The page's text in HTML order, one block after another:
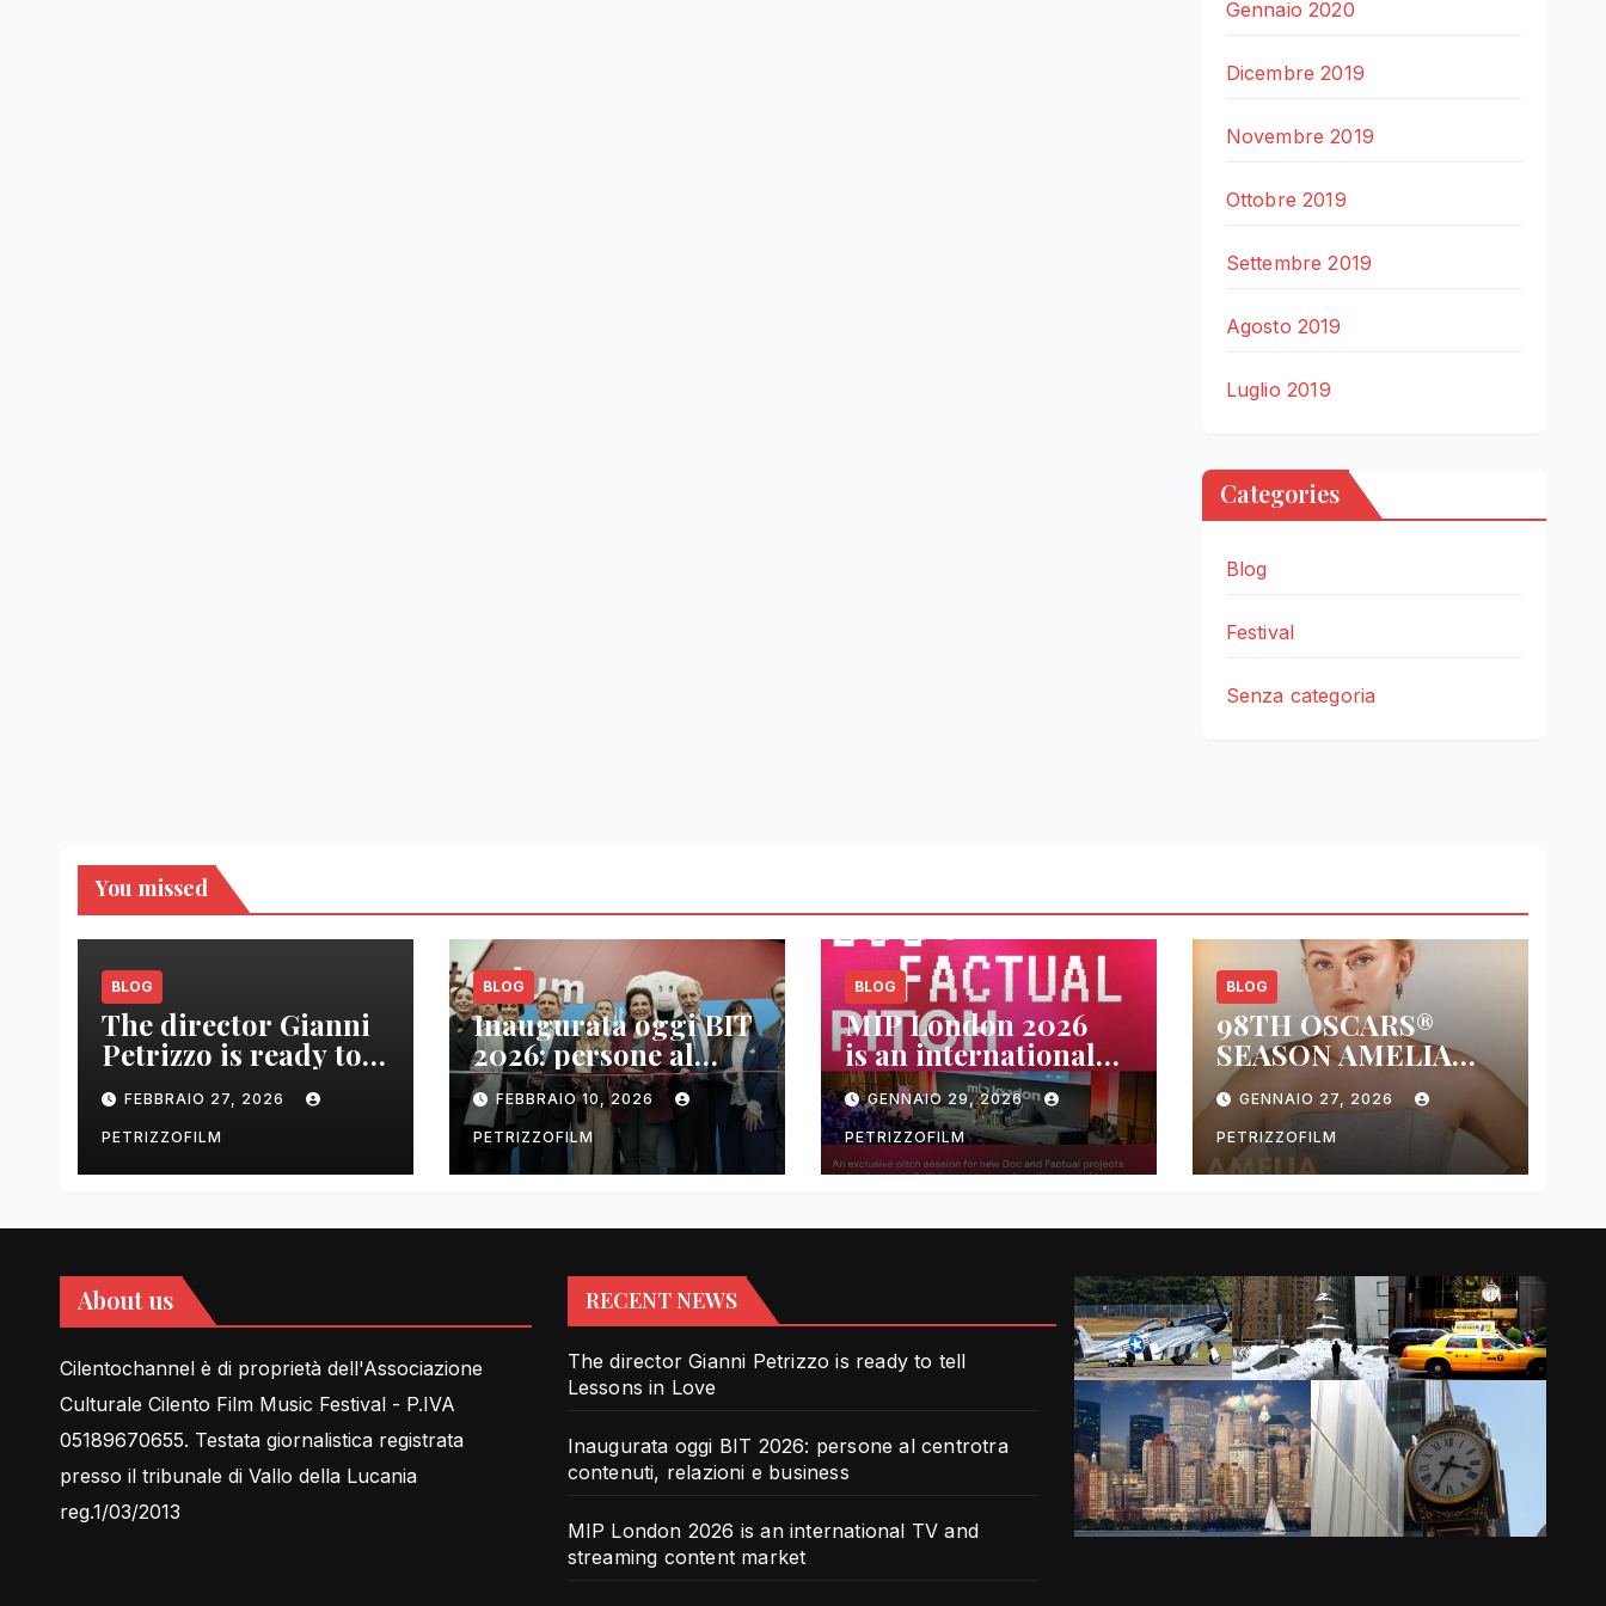
Gennaio 2020
Dicembre 2019
Novembre 2019
Ottobre 2019
Settembre 2019
Agosto 2019
Luglio 2019
Categories
Blog
Festival
Senza categoria
You missed
BLOG
The director Gianni
Petrizzo is ready to
tell Lessons in Love
FEBBRAIO 27, 2026
PETRIZZOFILM
BLOG
Inaugurata oggi BIT
2026: persone al
centrotra contenuti,
relazioni e business
FEBBRAIO 10, 2026
PETRIZZOFILM
BLOG
MIP London 2026
is an international
TV and streaming
content market
GENNAIO 29, 2026
PETRIZZOFILM
BLOG
98TH OSCARS®
SEASON AMELIA
DIMOLDENBERG
RETURNS FOR
THIRD YEAR
GENNAIO 27, 2026
PETRIZZOFILM
About us
Cilentochannel è di proprietà dell'Associazione
Culturale Cilento Film Music Festival - P.IVA
05189670655. Testata giornalistica registrata
presso il tribunale di Vallo della Lucania
reg.1/03/2013
RECENT NEWS
The director Gianni Petrizzo is ready to tell
Lessons in Love
Inaugurata oggi BIT 2026: persone al centrotra
contenuti, relazioni e business
MIP London 2026 is an international TV and
streaming content market